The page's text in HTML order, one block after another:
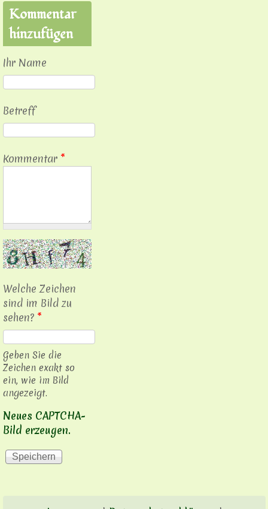
Kommentar
hinzufügen
Ihr Name
Betreff
Kommentar *
Welche Zeichen
sind im Bild zu
sehen? *
Geben Sie die
Zeichen exakt so
ein, wie im Bild
angezeigt.
Neues CAPTCHA-
Bild erzeugen.